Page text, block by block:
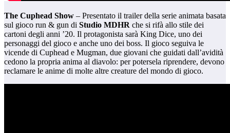
The Cuphead Show – Presentato il trailer della serie animata basata
sul gioco run & gun di Studio MDHR che si rifà allo stile dei
cartoni degli anni ’20. Il protagonista sarà King Dice, uno dei
personaggi del gioco e anche uno dei boss. Il gioco seguiva le
vicende di Cuphead e Mugman, due giovani che guidati dall’avidità
cedono la propria anima al diavolo: per potersela riprendere, devono
reclamare le anime di molte altre creature del mondo di gioco.